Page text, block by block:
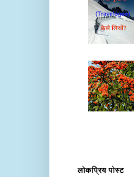
लोकप्रिय पोस्ट